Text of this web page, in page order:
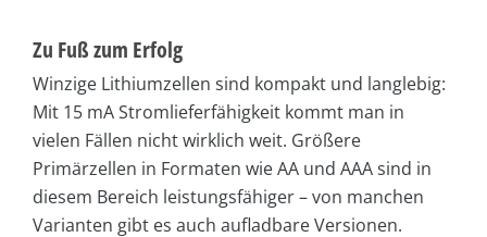
Zu Fuß zum Erfolg
Winzige Lithiumzellen sind kompakt und langlebig:
Mit 15 mA Stromlieferfähigkeit kommt man in
vielen Fällen nicht wirklich weit. Größere
Primärzellen in Formaten wie AA und AAA sind in
diesem Bereich leistungsfähiger – von manchen
Varianten gibt es auch aufladbare Versionen.